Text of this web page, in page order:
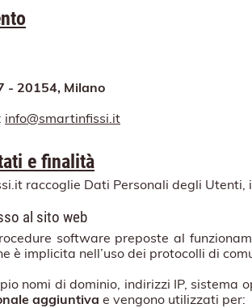
- 20154, Milano
info@smartinfissi.it
e finalità
raccoglie Dati Personali degli
al sito web
software preposte al
è implicita nell’uso dei protocolli di
nomi di dominio, indirizzi IP,
aggiuntiva e vengono utilizzati per: